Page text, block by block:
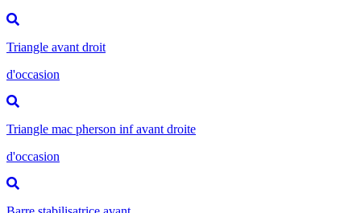
Triangle avant droit
d'occasion
Triangle mac pherson inf avant droite
d'occasion